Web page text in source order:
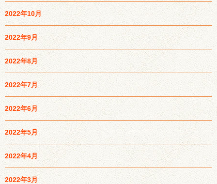
2022年10月
2022年9月
2022年8月
2022年7月
2022年6月
2022年5月
2022年4月
2022年3月